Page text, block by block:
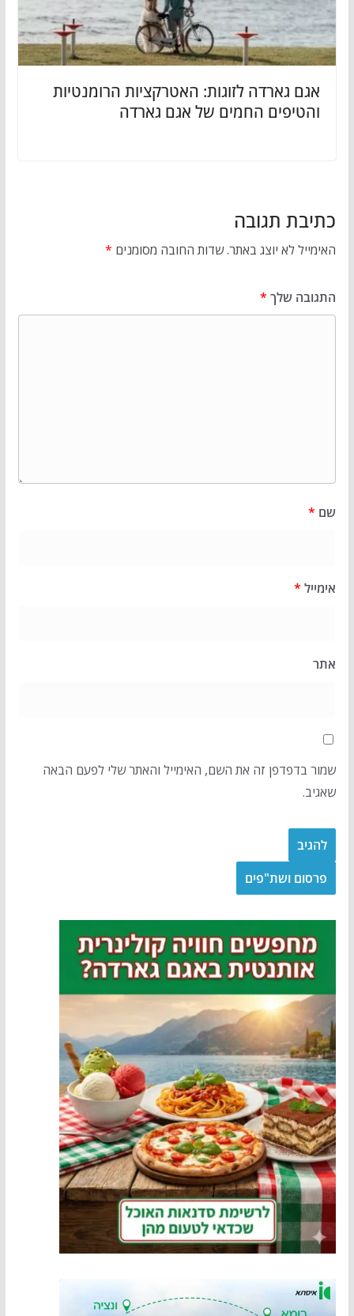
אגם גארדה לזוגות: האטרקציות הרומנטיות
והטיפים החמים של אגם גארדה
כתיבת תגובה
האימייל לא יוצג באתר.שדות החובה מסומנים *
התגובה שלך *
שם *
אימייל *
אתר
שמור בדפדפן זה את השם, האימייל והאתר שלי לפעם הבאה
שאגיב.
פרסום ושת"פים